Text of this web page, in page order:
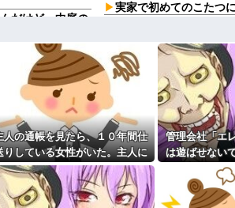
だけど、中庭の
ｗｗｗｗｗｗｗ
きます」←これ
る。この責任を
行りだした結果
らです←コレは
んできた 堂々と
っているが、...
実家で初めてのこたつ
浮気相手との性行為
44歳無職です。精神科
りしたので離婚されそう
も信じてもらえません。
先生から電話があった
言ってたのが耳に残って
彼氏「俺の親は毒親。
彼氏「そのかわり俺もお
私「えっ」
主な税金の成り立ちを
人の通帳を見たら、１０年間仕
りしている女性がいた。主人に
問い詰めたら、白状して...
管理会社「エ
は遊ばせない
ちの子じゃな
まさか